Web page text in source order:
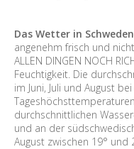
Das Wetter in
angenehm frisch und
ALLEN DINGEN NOCH
Feuchtigkeit. Die
im Juni, Juli und August
durchschnittlichen
und an der
August zwischen 19° und